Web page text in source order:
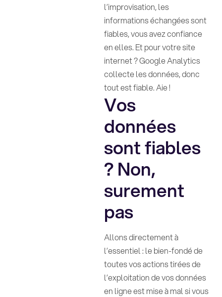
l’improvisation, les
informations échangées sont
fiables, vous avez confiance
en elles. Et pour votre site
internet ? Google Analytics
collecte les données, donc
tout est fiable. Aie !
Vos
données
sont fiables
? Non,
surement
pas
Allons directement à
l’essentiel : le bien-fondé de
toutes vos actions tirées de
l’exploitation de vos données
en ligne est mise à mal si vous